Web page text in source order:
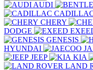
AUDI
CHERY
DODGE
GENESIS
HYUNDAI
JEEP
KIA
LAND